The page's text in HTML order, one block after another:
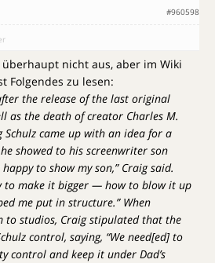
#960598
nicht aus, aber im Wiki
Folgendes zu lesen:
the release of the last original
as the death of creator Charles M.
Schulz came up with an idea for a
showed to his screenwriter son
to show my son,” Craig said.
to make it bigger — how to blow it up
me put in structure.” When
to studios, Craig stipulated that the
control, saying, “We need[ed] to
control and keep it under Dad’s